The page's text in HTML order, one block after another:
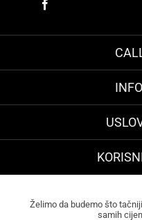
Želimo da budemo što
samih